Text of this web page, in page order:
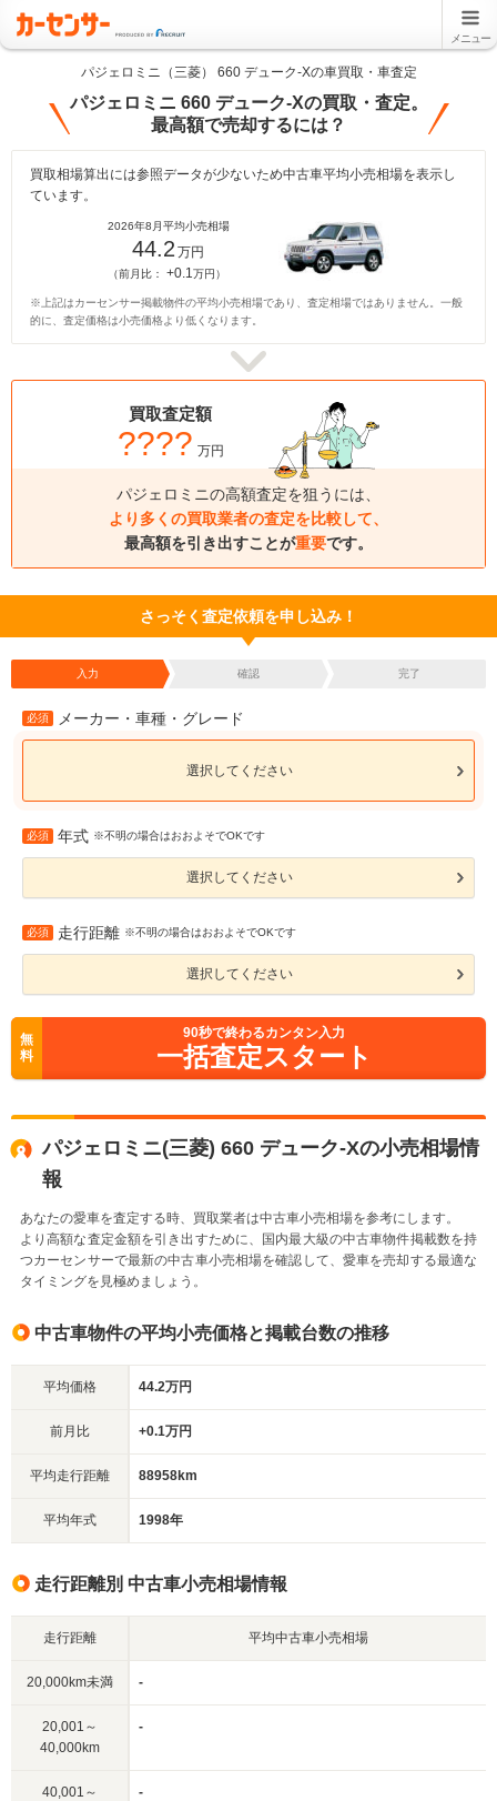
メニュー
パジェロミニ（三菱） 660 デューク-Xの車買取・車査定
パジェロミニ 660 デューク-Xの買取・査定。
最高額で売却するには？
買取相場算出には参照データが少ないため中古車平均小売相場を表示し
ています。
2026年8月平均小売相場
44.2 万円
（前月比： +0.1万円）
※上記はカーセンサー掲載物件の平均小売相場であり、査定相場ではありません。一般
的に、査定価格は小売価格より低くなります。
買取査定額
???? 万円
パジェロミニの高額査定を狙うには、
より多くの買取業者の査定を比較して、
最高額を引き出すことが重要です。
さっそく査定依頼を申し込み！
入力 確認 完了
必須 メーカー・車種・グレード
選択してください
必須 年式 ※不明の場合はおおよそでOKです
選択してください
必須 走行距離 ※不明の場合はおおよそでOKです
選択してください
無
料
90秒で終わるカンタン入力
一括査定スタート
パジェロミニ(三菱) 660 デューク-Xの小売相場情
報
あなたの愛車を査定する時、買取業者は中古車小売相場を参考にします。
より高額な査定金額を引き出すために、国内最大級の中古車物件掲載数を持
つカーセンサーで最新の中古車小売相場を確認して、愛車を売却する最適な
タイミングを見極めましょう。
中古車物件の平均小売価格と掲載台数の推移
平均価格 44.2万円
前月比 +0.1万円
平均走行距離 88958km
平均年式 1998年
走行距離別 中古車小売相場情報
走行距離 平均中古車小売相場
20,000km未満 -
20,001～
40,000km
-
40,001～
-